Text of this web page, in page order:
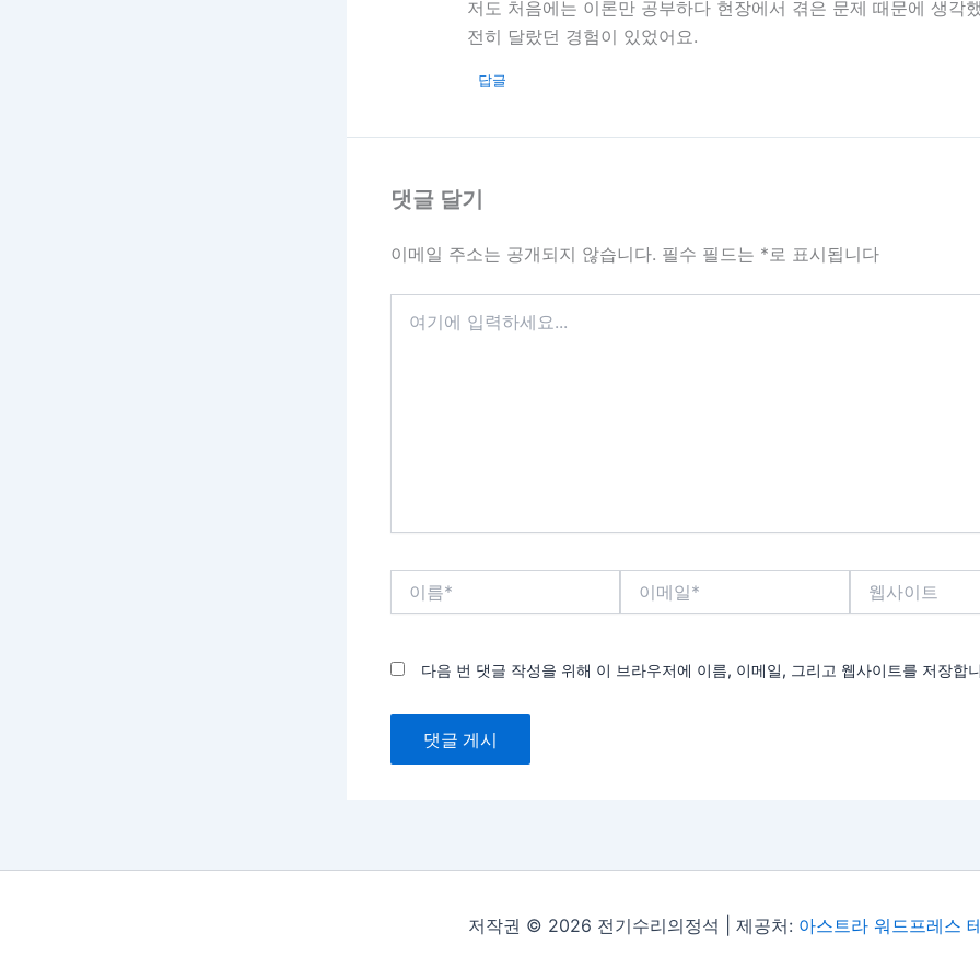
저도 처음에는 이론만 공부하다 현장에서 겪은 문제 때문에 생각
전히 달랐던 경험이 있었어요.
답글
댓글 달기
이메일 주소는 공개되지 않습니다. 필수 필드는 *로 표시됩니다
다음 번 댓글 작성을 위해 이 브라우저에 이름, 이메일, 그리고 웹사이트를 저장합
저작권 © 2026 전기수리의정석 | 제공처: 아스트라 워드프레스